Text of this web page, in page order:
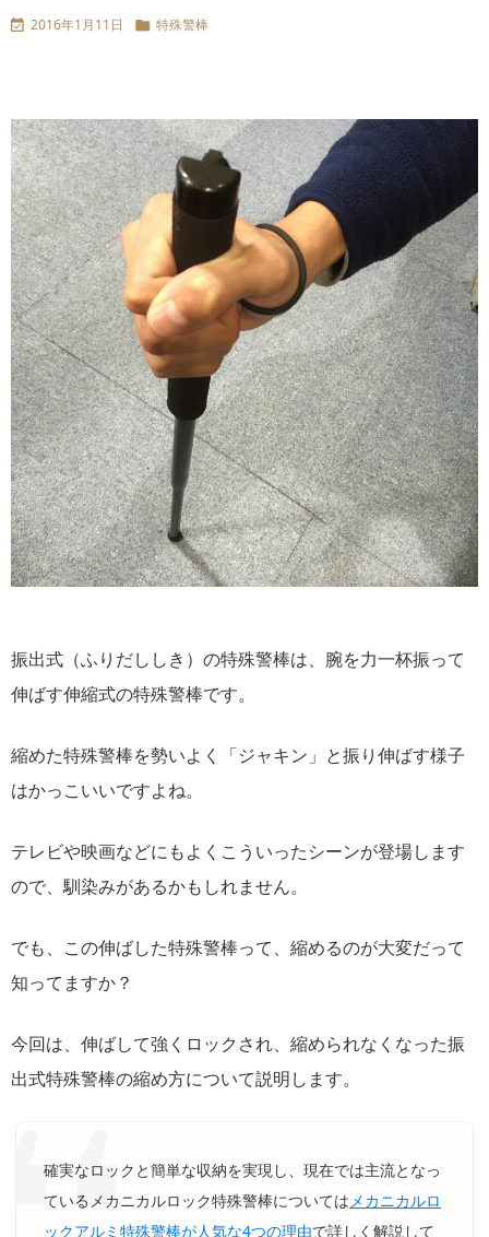
 2016年1月11日  特殊警棒
振出式（ふりだししき）の特殊警棒は、腕を力一杯振って
伸ばす伸縮式の特殊警棒です。
縮めた特殊警棒を勢いよく「ジャキン」と振り伸ばす様子
はかっこいいですよね。
テレビや映画などにもよくこういったシーンが登場します
ので、馴染みがあるかもしれません。
でも、この伸ばした特殊警棒って、縮めるのが大変だって
知ってますか？
今回は、伸ばして強くロックされ、縮められなくなった振
出式特殊警棒の縮め方について説明します。
確実なロックと簡単な収納を実現し、現在では主流となっ
ているメカニカルロック特殊警棒については メカニカルロ
ックアルミ特殊警棒が人気な4つの理由で詳しく解説して